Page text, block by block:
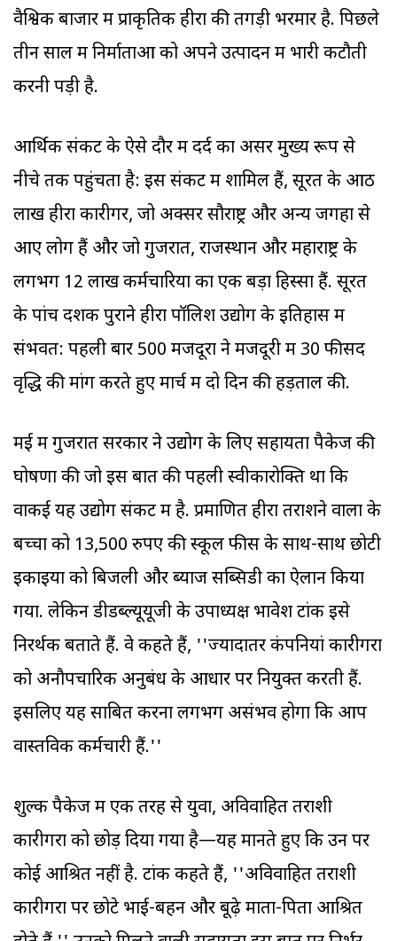
वैश्विक बाजार में प्राकृतिक हीरों की तगड़ी भरमार है. पिछले
तीन साल में निर्माताओं को अपने उत्पादन में भारी कटौती
करनी पड़ी है.
आर्थिक संकट के ऐसे दौर में दर्द का असर मुख्य रूप से
नीचे तक पहुंचता है: इस संकट में शामिल हैं, सूरत के आठ
लाख हीरा कारीगर, जो अक्सर सौराष्ट्र और अन्य जगहों से
आए लोग हैं और जो गुजरात, राजस्थान और महाराष्ट्र के
लगभग 12 लाख कर्मचारियों का एक बड़ा हिस्सा हैं. सूरत
के पांच दशक पुराने हीरा पॉलिश उद्योग के इतिहास में
संभवत: पहली बार 500 मजदूरों ने मजदूरी में 30 फीसद
वृद्धि की मांग करते हुए मार्च में दो दिन की हड़ताल की.
मई में गुजरात सरकार ने उद्योग के लिए सहायता पैकेज की
घोषणा की जो इस बात की पहली स्वीकारोक्ति था कि
वाकई यह उद्योग संकट में है. प्रमाणित हीरा तराशने वालों के
बच्चों को 13,500 रुपए की स्कूल फीस के साथ-साथ छोटी
इकाइयों को बिजली और ब्याज सब्सिडी का ऐलान किया
गया. लेकिन डीडब्ल्यूयूजी के उपाध्यक्ष भावेश टांक इसे
निरर्थक बताते हैं. वे कहते हैं, ''ज्यादातर कंपनियां कारीगरों
को अनौपचारिक अनुबंध के आधार पर नियुक्त करती हैं.
इसलिए यह साबित करना लगभग असंभव होगा कि आप
वास्तविक कर्मचारी हैं.''
शुल्क पैकेज में एक तरह से युवा, अविवाहित तराशी
कारीगरों को छोड़ दिया गया है—यह मानते हुए कि उन पर
कोई आश्रित नहीं है. टांक कहते हैं, ''अविवाहित तराशी
कारीगरों पर छोटे भाई-बहन और बूढ़े माता-पिता आश्रित